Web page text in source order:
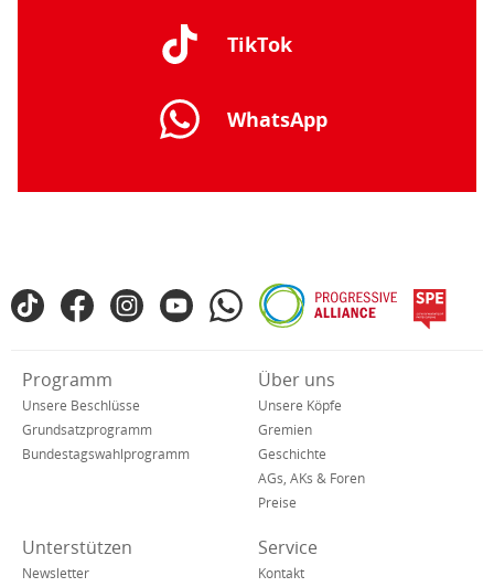
TikTok
WhatsApp
Fußbereich
SPD
sozialen
Netzwerken
TikTokFacebookInstagramYouTubeWhatsAppProgressive
Alliance
Verkürzte
Navigation
Programm
Unsere Beschlüsse
Grundsatzprogramm
Bundestagswahlprogramm
Über uns
Unsere Köpfe
Gremien
Geschichte
AGs, AKs & Foren
Preise
Unterstützen
Newsletter
Service
Kontakt